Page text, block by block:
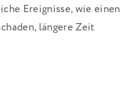
Ereignisse, wie einen
längere Zeit